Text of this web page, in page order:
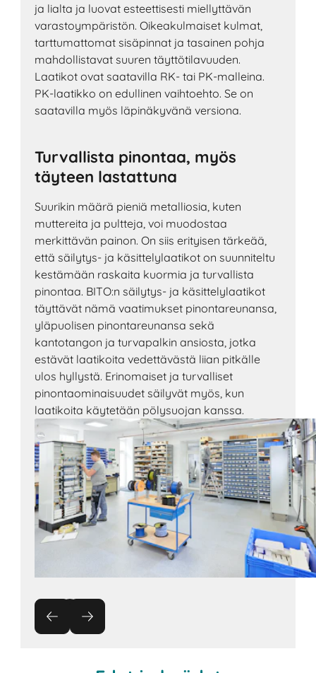
ja lialta ja luovat esteettisesti miellyttävän
varastoympäristön. Oikeakulmaiset kulmat,
tarttumattomat sisäpinnat ja tasainen pohja
mahdollistavat suuren täyttötilavuuden.
Laatikot ovat saatavilla RK- tai PK-malleina.
PK-laatikko on edullinen vaihtoehto. Se on
saatavilla myös läpinäkyvänä versiona.
Turvallista pinontaa, myös
täyteen lastattuna
Suurikin määrä pieniä metalliosia, kuten
muttereita ja pultteja, voi muodostaa
merkittävän painon. On siis erityisen tärkeää,
että säilytys- ja käsittelylaatikot on suunniteltu
kestämään raskaita kuormia ja turvallista
pinontaa. BITO:n säilytys- ja käsittelylaatikot
täyttävät nämä vaatimukset pinontareunansa,
yläpuolisen pinontareunansa sekä
kantotangon ja turvapalkin ansiosta, jotka
estävät laatikoita vedettävästä liian pitkälle
ulos hyllystä. Erinomaiset ja turvalliset
pinontaominaisuudet säilyvät myös, kun
laatikoita käytetään pölysuojan kanssa.